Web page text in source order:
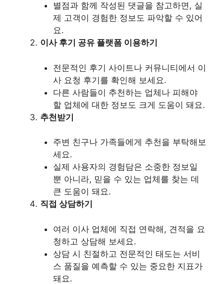
별점과 함께 작성된 댓글을 참고하면, 실
제 고객이 경험한 정보도 파악할 수 있어
요.
이사 후기 공유 플랫폼 이용하기
전문적인 후기 사이트나 커뮤니티에서 이
사 요청 후기를 확인해 보세요.
다른 사람들이 추천하는 업체나 피해야
할 업체에 대한 정보도 크게 도움이 돼요.
추천받기
주변 친구나 가족들에게 추천을 부탁해보
세요.
실제 사용자의 경험담은 소중한 정보일
뿐 아니라, 믿을 수 있는 업체를 찾는 데
큰 도움이 돼요.
직접 상담하기
여러 이사 업체에 직접 연락해, 견적을 요
청하고 상담해 보세요.
상담 시 친절하고 전문적인 태도는 서비
스 품질을 예측할 수 있는 중요한 지표가
돼요.